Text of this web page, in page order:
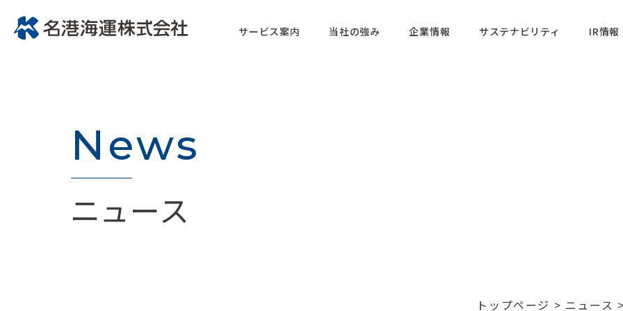
サービス案内 当社の強み 企業情報 サステナビリティ IR情報
News
ニュース
トップページ > ニュース